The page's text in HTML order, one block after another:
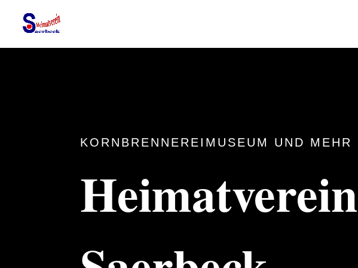
KORNBRENNEREIMUSEUM UND MEHR
Heimatverein